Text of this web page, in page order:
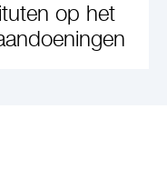
op het